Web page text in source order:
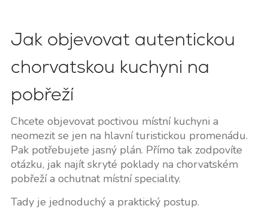
Jak objevovat autentickou
chorvatskou kuchyni na
pobřeží
Chcete objevovat poctivou místní kuchyni a
neomezit se jen na hlavní turistickou promenádu.
Pak potřebujete jasný plán. Přímo tak zodpovíte
otázku, jak najít skryté poklady na chorvatském
pobřeží a ochutnat místní speciality.
Tady je jednoduchý a praktický postup.